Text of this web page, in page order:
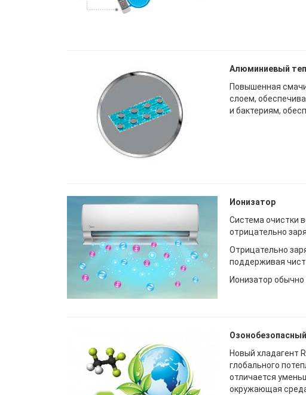
Алюминиевый
Повышенная
слоем,
и бактериям,
Ионизатор
Система очистки
отрицательно
Отрицательно
поддерживая
Ионизатор
Новый хладагент
глобального
отличается
окружающая